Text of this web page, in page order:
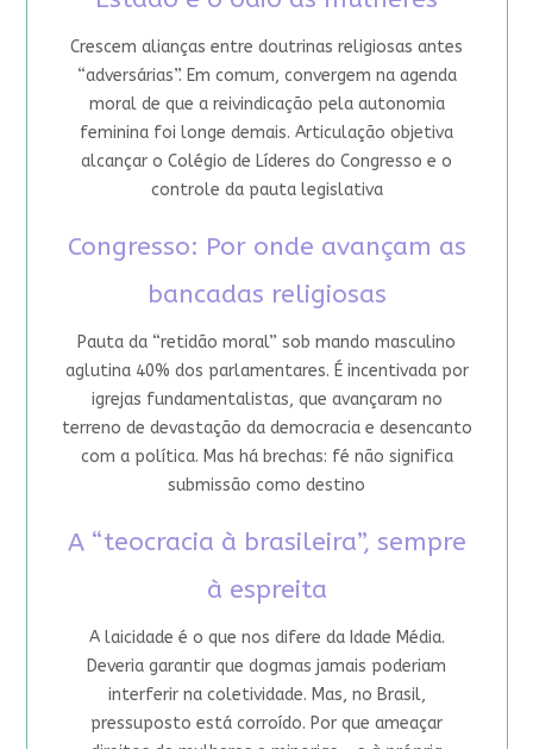
Crescem alianças entre doutrinas religiosas antes
“adversárias”. Em comum, convergem na agenda
moral de que a reivindicação pela autonomia
feminina foi longe demais. Articulação objetiva
alcançar o Colégio de Líderes do Congresso e o
controle da pauta legislativa
Congresso: Por onde avançam as
bancadas religiosas
Pauta da “retidão moral” sob mando masculino
aglutina 40% dos parlamentares. É incentivada por
igrejas fundamentalistas, que avançaram no
terreno de devastação da democracia e desencanto
com a política. Mas há brechas: fé não significa
submissão como destino
A “teocracia à brasileira”, sempre
à espreita
A laicidade é o que nos difere da Idade Média.
Deveria garantir que dogmas jamais poderiam
interferir na coletividade. Mas, no Brasil,
pressuposto está corroído. Por que ameaçar